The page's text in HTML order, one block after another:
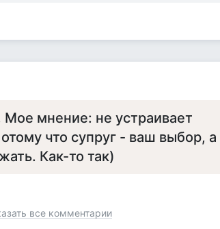
мнение: не устраивает
что супруг - ваш выбор, а
Как-то так)
все комментарии